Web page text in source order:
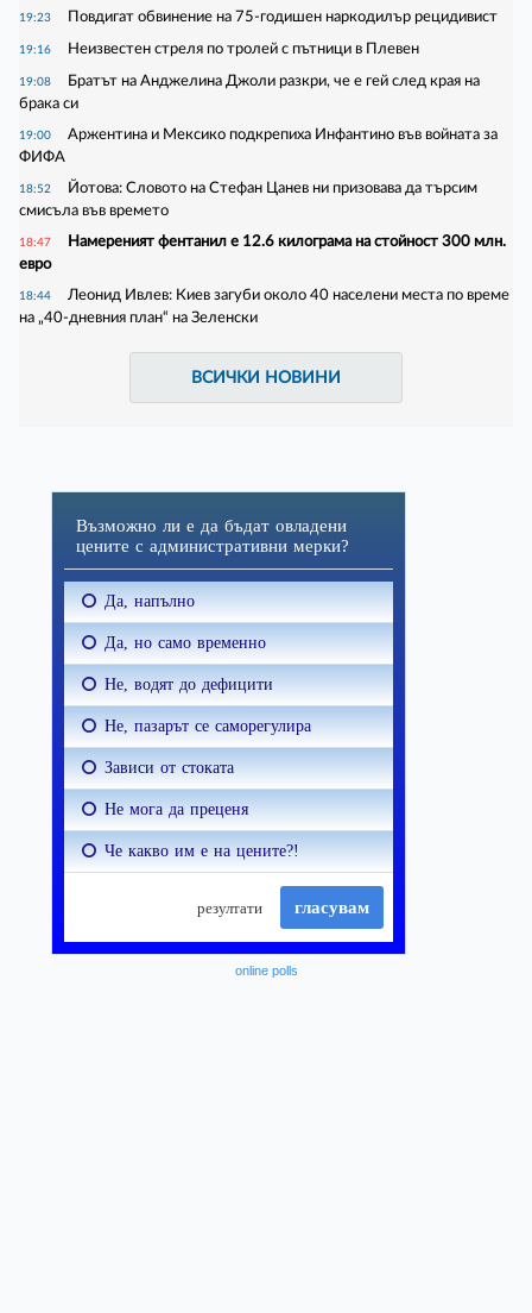
19:23 Повдигат обвинение на 75-годишен наркодилър рецидивист
19:16 Неизвестен стреля по тролей с пътници в Плевен
19:08
Братът на Анджелина Джоли разкри, че е гей след края на
брака си
19:00
Аржентина и Мексико подкрепиха Инфантино във войната за
ФИФА
18:52
Йотова: Словото на Стефан Цанев ни призовава да търсим
смисъла във времето
18:47
Намереният фентанил е 12.6 килограма на стойност 300 млн.
евро
18:44
Леонид Ивлев: Киев загуби около 40 населени места по време
на „40-дневния план“ на Зеленски
ВСИЧКИ НОВИНИ
online polls